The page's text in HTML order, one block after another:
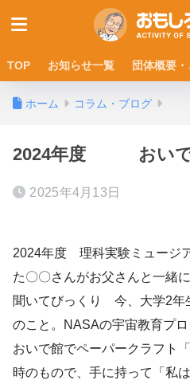
TOP お知らせ一覧 団体概要
ホーム コラム・ブログ
2024年度 おいで
2025年4月13日
2024年度 理科実験ミュージ
た〇〇さんがお父さんと一緒
聞いてびっくり 今、大学2年
のこと。NASAの宇宙教育プロ
おいで館でペーパークラフト
時のもので、手に持って「私